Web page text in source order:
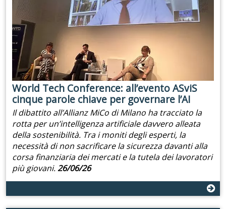
World Tech Conference: all’evento ASviS
cinque parole chiave per governare l’AI
Il dibattito all’Allianz MiCo di Milano ha tracciato la
rotta per un’intelligenza artificiale davvero alleata
della sostenibilità. Tra i moniti degli esperti, la
necessità di non sacrificare la sicurezza davanti alla
corsa finanziaria dei mercati e la tutela dei lavoratori
più giovani.26/06/26